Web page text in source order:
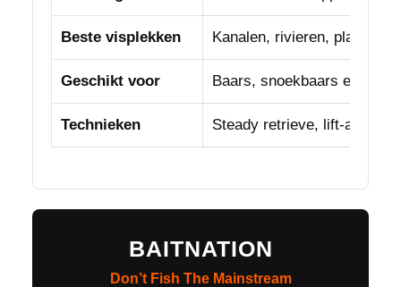
Beste visplekken Kanalen, rivieren, plassen,
Geschikt voor Baars, snoekbaars en
Technieken Steady retrieve, lift-and-
BAITNATION
Don’t Fish The Mainstream